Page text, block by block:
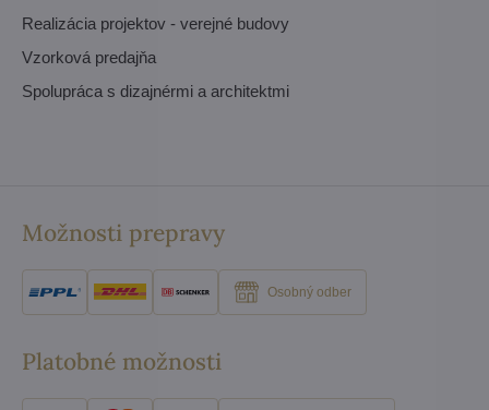
Realizácia projektov - verejné budovy
Vzorková predajňa
Spolupráca s dizajnérmi a architektmi
Možnosti prepravy
Osobný odber
Platobné možnosti